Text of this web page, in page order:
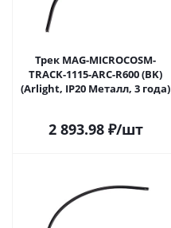
Трек MAG-MICROCOSM-
TRACK-1115-ARC-R600 (BK)
(Arlight, IP20 Металл, 3 года)
2 893.98₽/шт